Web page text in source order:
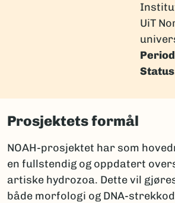
UiT
Prosjektets formål
NOAH-prosjektet har som
en fullstendig og oppdatert
artiske hydrozoa. Dette vil
både morfologi og DNA-